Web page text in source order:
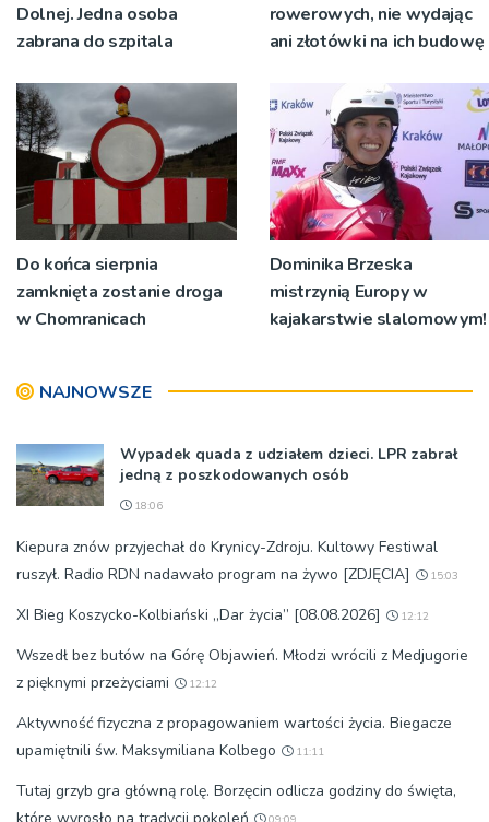
Dolnej. Jedna osoba
zabrana do szpitala
rowerowych, nie wydając
ani złotówki na ich budowę
Do końca sierpnia
zamknięta zostanie droga
w Chomranicach
Dominika Brzeska
mistrzynią Europy w
kajakarstwie slalomowym!
NAJNOWSZE
Wypadek quada z udziałem dzieci. LPR zabrał
jedną z poszkodowanych osób
18:06
Kiepura znów przyjechał do Krynicy-Zdroju. Kultowy Festiwal
ruszył. Radio RDN nadawało program na żywo [ZDJĘCIA]
15:03
XI Bieg Koszycko-Kolbiański „Dar życia” [08.08.2026] 12:12
Wszedł bez butów na Górę Objawień. Młodzi wrócili z Medjugorie
z pięknymi przeżyciami
12:12
Aktywność fizyczna z propagowaniem wartości życia. Biegacze
upamiętnili św. Maksymiliana Kolbego
11:11
Tutaj grzyb gra główną rolę. Borzęcin odlicza godziny do święta,